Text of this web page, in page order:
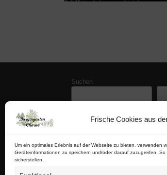
Frische Cookies aus
Um ein optimales Erlebnis auf der Webseite zu bieten, verwenden
Geräteinformationen zu speichern und/oder darauf zuzugreifen.
sicherstellen.
Suchen
Zuletzt veröffentlicht
Buschfunk-Rezensionen:
Buschfunk-Rezensionen: